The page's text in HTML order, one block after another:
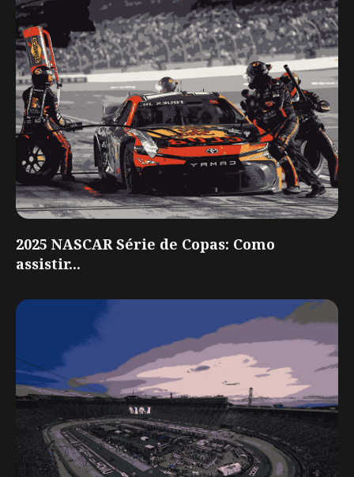
2025 NASCAR Série de Copas: Como
assistir...